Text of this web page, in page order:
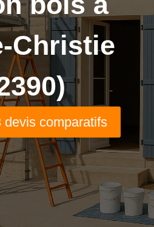
Christie
devis comparatifs